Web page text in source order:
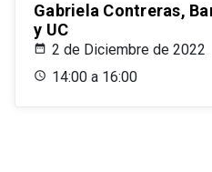
Gabriela Contreras,
y UC
2 de Diciembre de 2022
14:00 a 16:00